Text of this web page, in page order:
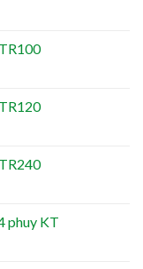
phuy KT